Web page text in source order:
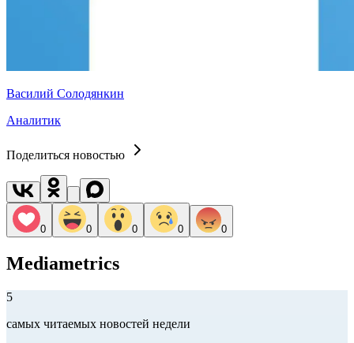
Василий Солодянкин
Аналитик
Поделиться новостью
0 0 0 0 0
Mediametrics
5
самых читаемых новостей недели